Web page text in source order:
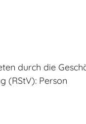
durch die
(RStV): Person